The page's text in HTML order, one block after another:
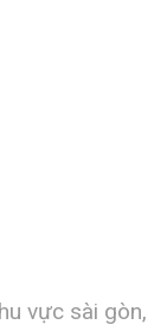
vực sài gòn,